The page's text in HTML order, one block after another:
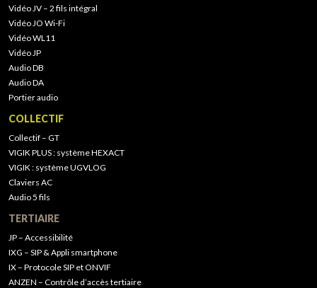
Vidéo JV – 2 fils intégral
Vidéo JO Wi-Fi
Vidéo WL11
Vidéo JP
Audio DB
Audio DA
Portier audio
COLLECTIF
Collectif – GT
VIGIK PLUS : système HEXACT
VIGIK : système UGVLOG
Claviers AC
Audio 5 fils
TERTIAIRE
JP – Accessibilité
IXG – SIP & Appli smartphone
IX – Protocole SIP et ONVIF
ANZEN – Contrôle d’accès tertiaire